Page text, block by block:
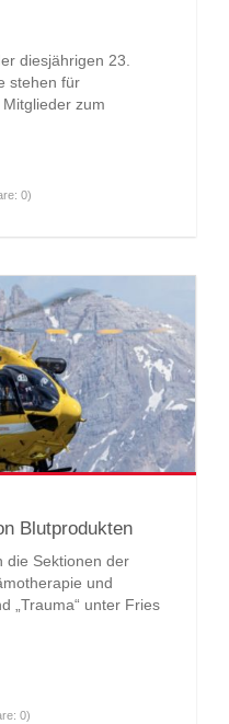
diesjährigen 23.
stehen für
zum
0)
Blutprodukten
die Sektionen der
und
„Trauma“ unter Fries
den Stand
0)